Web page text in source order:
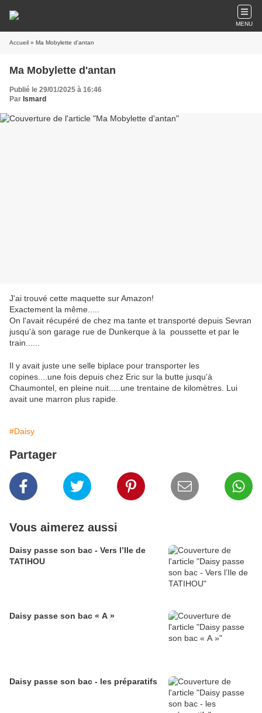
MENU
Accueil » Ma Mobylette d'antan
Ma Mobylette d'antan
Publié le 29/01/2025 à 16:46
Par Ismard
J'ai trouvé cette maquette sur Amazon!
Exactement la même.....
On l'avait récupéré de chez ma tante et transporté depuis Sevran
jusqu'à son garage rue de Dunkerque à la poussette et par le
train......
Il y avait juste une selle biplace pour transporter les
copines....une fois depuis chez Eric sur la butte jusqu'à
Chaumontel, en pleine nuit.....une trentaine de kilomètres. Lui
avait une marron plus rapide.
#Daisy
Partager
Vous aimerez aussi
Daisy passe son bac - Vers l’Ile de
TATIHOU
Daisy passe son bac « A »
Daisy passe son bac - les préparatifs